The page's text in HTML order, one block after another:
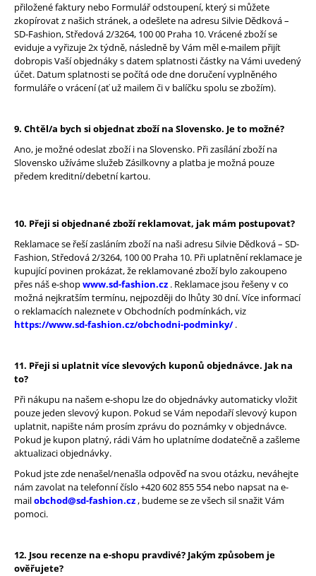
přiložené faktury nebo Formulář odstoupení, který si můžete
zkopírovat z našich stránek, a odešlete na adresu Silvie Dědková –
SD-Fashion, Středová 2/3264, 100 00 Praha 10. Vrácené zboží se
eviduje a vyřizuje 2x týdně, následně by Vám měl e-mailem přijít
dobropis Vaší objednáky s datem splatnosti částky na Vámi uvedený
účet. Datum splatnosti se počítá ode dne doručení vyplněného
formuláře o vrácení (ať už mailem či v balíčku spolu se zbožím).
9. Chtěl/a bych si objednat zboží na Slovensko. Je to možné?
Ano, je možné odeslat zboží i na Slovensko. Při zasílání zboží na
Slovensko užíváme služeb Zásilkovny a platba je možná pouze
předem kreditní/debetní kartou.
10. Přeji si objednané zboží reklamovat, jak mám postupovat?
Reklamace se řeší zasláním zboží na naši adresu Silvie Dědková – SD-
Fashion, Středová 2/3264, 100 00 Praha 10. Při uplatnění reklamace je
kupující povinen prokázat, že reklamované zboží bylo zakoupeno
přes náš e-shopwww.sd-fashion.cz . Reklamace jsou řešeny v co
možná nejkratším termínu, nejpozději do lhůty 30 dní. Více informací
o reklamacích naleznete v Obchodních podmínkách, viz
https://www.sd-fashion.cz/obchodni-podminky/.
11. Přeji si uplatnit více slevových kuponů objednávce. Jak na
to?
Při nákupu na našem e-shopu lze do objednávky automaticky vložit
pouze jeden slevový kupon. Pokud se Vám nepodaří slevový kupon
uplatnit, napište nám prosím zprávu do poznámky v objednávce.
Pokud je kupon platný, rádi Vám ho uplatníme dodatečně a zašleme
aktualizaci objednávky.
Pokud jste zde nenašel/nenašla odpověď na svou otázku, neváhejte
nám zavolat na telefonní číslo +420 602 855 554 nebo napsat na e-
mailobchod@sd-fashion.cz, budeme se ze všech sil snažit Vám
pomoci.
12. Jsou recenze na e-shopu pravdivé? Jakým způsobem je
ověřujete?